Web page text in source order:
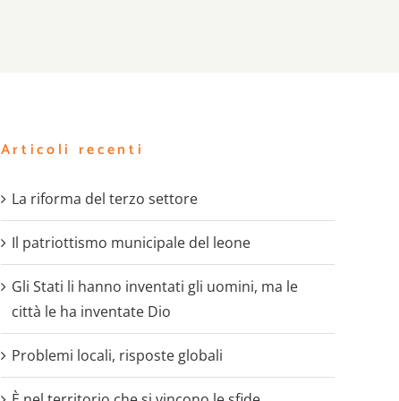
Articoli recenti
La riforma del terzo settore
Il patriottismo municipale del leone
Gli Stati li hanno inventati gli uomini, ma le
città le ha inventate Dio
Problemi locali, risposte globali